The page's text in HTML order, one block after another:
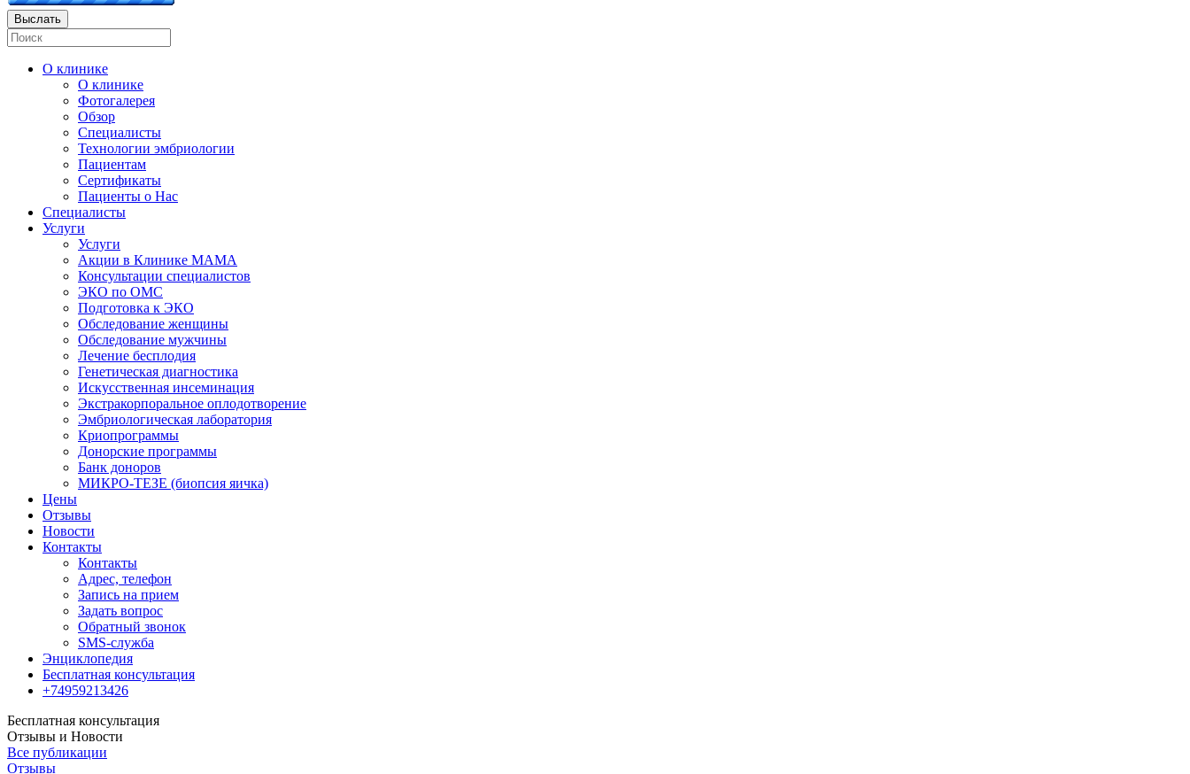
Выслать
О клинике
О клинике
Фотогалерея
Обзор
Специалисты
Технологии эмбриологии
Пациентам
Сертификаты
Пациенты о Нас
Специалисты
Услуги
Услуги
Акции в Клинике МАМА
Консультации специалистов
ЭКО по ОМС
Подготовка к ЭКО
Обследование женщины
Обследование мужчины
Лечение бесплодия
Генетическая диагностика
Искусственная инсеминация
Экстракорпоральное оплодотворение
Эмбриологическая лаборатория
Криопрограммы
Донорские программы
Банк доноров
МИКРО-ТЕЗЕ (биопсия яичка)
Цены
Отзывы
Новости
Контакты
Контакты
Адрес, телефон
Запись на прием
Задать вопрос
Обратный звонок
SMS-служба
Энциклопедия
Бесплатная консультация
+74959213426
Бесплатная консультация
Отзывы и Новости
Все публикации
Отзывы